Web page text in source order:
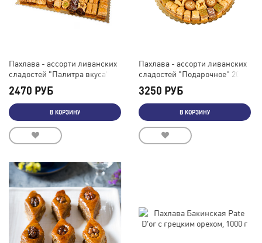
Пахлава - ассорти ливанских
сладостей "Палитра вкуса",
1500 г
2470 РУБ
В КОРЗИНУ
Пахлава - ассорти ливанских
сладостей "Подарочное" 2000
г
3250 РУБ
В КОРЗИНУ